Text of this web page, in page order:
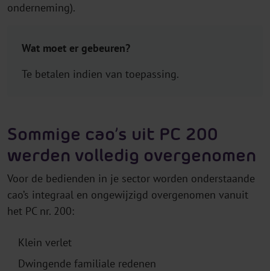
onderneming).
Wat moet er gebeuren?
Te betalen indien van toepassing.
Sommige cao’s uit PC 200
werden volledig overgenomen
Voor de bedienden in je sector worden onderstaande
cao’s integraal en ongewijzigd overgenomen vanuit
het PC nr. 200:
Klein verlet
Dwingende familiale redenen